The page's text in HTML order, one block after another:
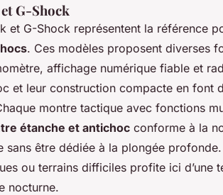
G-Shock
et G-Shock représentent la référence
. Ces modèles proposent diverses
affichage numérique fiable et
et leur construction compacte en font
montre tactique avec fonctions
étanche et antichoc conforme à la
sans être dédiée à la plongée
ou terrains difficiles profite ici d’une
nocturne.